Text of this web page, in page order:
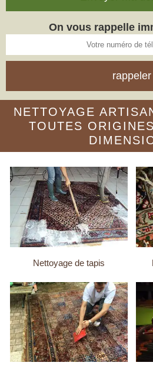
On vous rappelle
NETTOYAGE
TOUTES
Nettoyage de tapis